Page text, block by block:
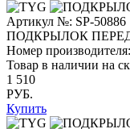
Артикул №: SP-50886
ПОДКРЫЛОК
Номер производителя:
Товар в наличии на
1 510
РУБ.
Купить